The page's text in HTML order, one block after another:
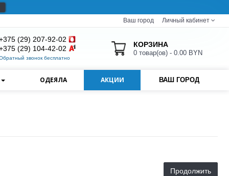
Ваш город Личный кабинет
(29) 207-92-02
(29) 104-42-02
звонок бесплатно
КОРЗИНА
0 товар(ов) - 0.00 BYN
ОДЕЯЛА АКЦИИ ВАШ ГОРОД
Продолжить